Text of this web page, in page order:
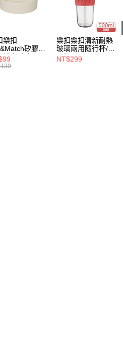
樂扣
矽膠杯
護套/米灰
樂扣樂扣清新耐熱
玻璃兩用隨行杯/附
吸管/500ml/粉
(LLG699DPIK)
NT$299